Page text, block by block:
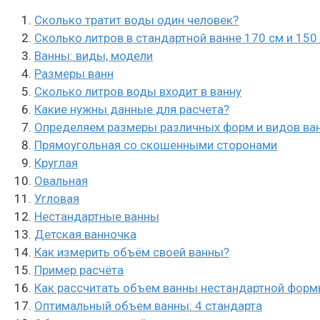
Сколько тратит воды один человек?
Сколько литров в стандартной ванне 170 см и
Ванны: виды, модели
Размеры ванн
Сколько литров воды входит в ванну
Какие нужны данные для расчета?
Определяем размеры различных форм и видов
Прямоугольная со скошенными сторонами
Круглая
Овальная
Угловая
Нестандартные ванны
Детская ванночка
Как измерить объём своей ванны?
Пример расчёта
Как рассчитать объем ванны нестандартной
Оптимальный объем ванны: 4 стандарта